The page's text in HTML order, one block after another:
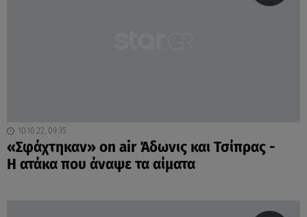
10.10.22, 09:35
«Σφάχτηκαν» on air Άδωνις και Τσίπρας -
H ατάκα που άναψε τα αίματα